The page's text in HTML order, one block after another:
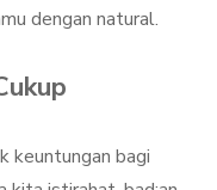
dengan natural.
keuntungan bagi